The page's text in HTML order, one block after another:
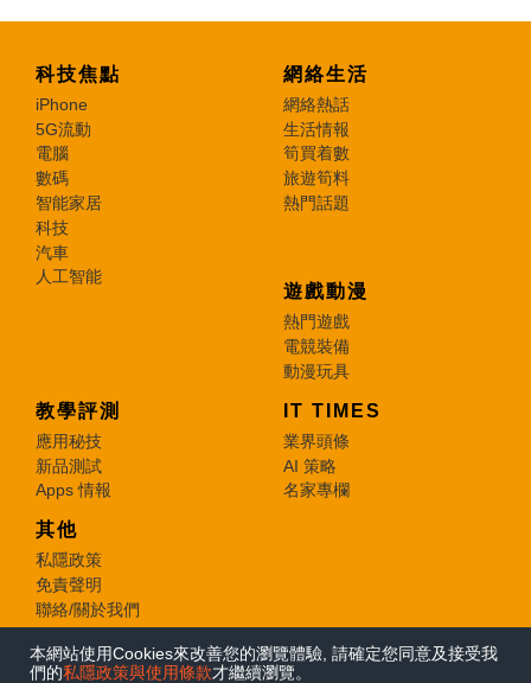
本網站使用Cookies來改善您的瀏覽體驗, 請確定您同意及接受我
們的私隱政策與使用條款才繼續瀏覽。
科技焦點
iPhone
5G流動
電腦
數碼
智能家居
科技
汽車
人工智能
網絡生活
網絡熱話
生活情報
筍買着數
旅遊筍料
熱門話題
遊戲動漫
熱門遊戲
電競裝備
動漫玩具
教學評測
應用秘技
新品測試
Apps 情報
IT TIMES
業界頭條
AI 策略
名家專欄
其他
私隱政策
免責聲明
聯絡/關於我們
© 2026 e-zone. All Rights Reserved.